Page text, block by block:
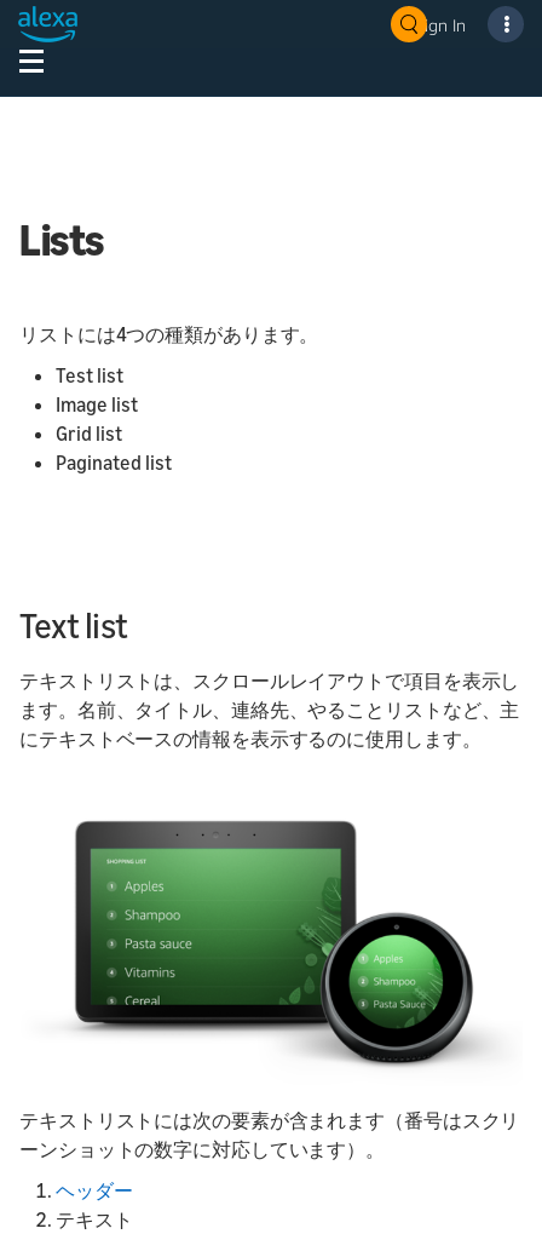
Sign In
Lists
リストには4つの種類があります。
Test list
Image list
Grid list
Paginated list
Text list
テキストリストは、スクロールレイアウトで項目を表示し
ます。名前、タイトル、連絡先、やることリストなど、主
にテキストベースの情報を表示するのに使用します。
テキストリストには次の要素が含まれます（番号はスクリ
ーンショットの数字に対応しています）。
ヘッダー
テキスト